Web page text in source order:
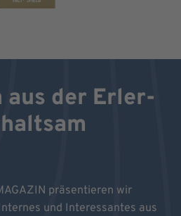
aus der Erler-
präsentieren wir
und Interessantes aus